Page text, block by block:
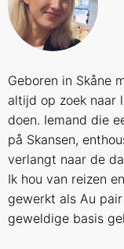
Over ons
Wie wij zijn
Geboren in Skåne
altijd op zoek naar
doen. Iemand die
på Skansen,
verlangt naar de
Ik hou van reizen
gewerkt als Au
geweldige basis